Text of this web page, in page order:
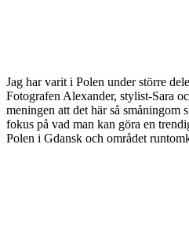
Jag har varit i Polen under större
Fotografen Alexander, stylist-Sara
meningen att det här så småningom
fokus på vad man kan göra en
Polen i Gdansk och området